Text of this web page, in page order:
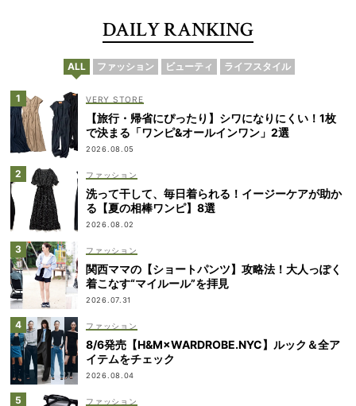
DAILY RANKING
ALL ファッション ビューティ ライフスタイル
VERY STORE
【旅行・帰省にぴったり】シワになりにくい！1枚
で決まる「ワンピ&オールインワン」2選
2026.08.05
ファッション
洗って干して、毎日着られる！イージーケアが助か
る【夏の相棒ワンピ】8選
2026.08.02
ファッション
関西ママの【ショートパンツ】攻略法！大人っぽく
着こなす“マイルール”を拝見
2026.07.31
ファッション
8/6発売【H&M×WARDROBE.NYC】ルック＆全ア
イテムをチェック
2026.08.04
ファッション